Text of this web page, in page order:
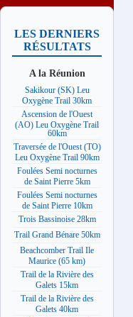
LES DERNIERS
RÉSULTATS
A la Réunion
Sakikour (SK) Leu
Oxygène Trail 30km
Ascension de l'Ouest
(AO) Leu Oxygène Trail
60km
Traversée de l'Ouest (TO)
Leu Oxygène Trail 90km
Foulées Semi nocturnes
de Saint Pierre 5km
Foulées Semi nocturnes
de Saint Pierre 10km
Trois Bassinoise 28km
Trail Grand Bénare 50km
Beachcomber Trail Ile
Maurice (65 km)
Trail de la Rivière des
Galets 15km
Trail de la Rivière des
Galets 40km